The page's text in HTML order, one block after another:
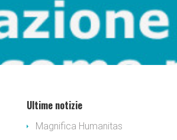
Ultime notizie
Magnifica Humanitas